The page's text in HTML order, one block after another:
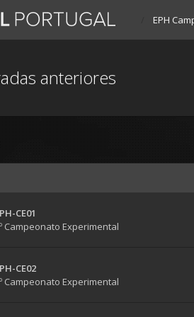
EPH
anteriores
CE01
Campeonato Experimental
CE02
Campeonato Experimental